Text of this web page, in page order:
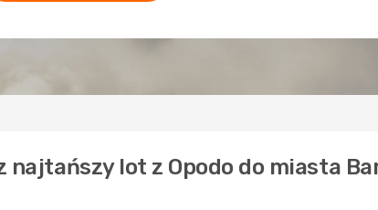
lot z Opodo do miasta